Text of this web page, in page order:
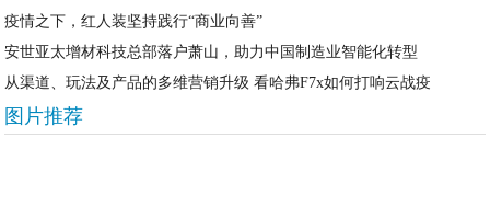
疫情之下，红人装坚持践行“商业向善”
安世亚太增材科技总部落户萧山，助力中国制造业智能化转型
从渠道、玩法及产品的多维营销升级 看哈弗F7x如何打响云战疫
图片推荐